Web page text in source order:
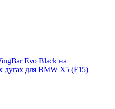
Evo Black на
дугах для BMW X5 (F15)